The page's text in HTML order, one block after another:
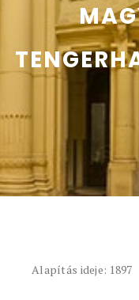
Alapítás ideje: 1897